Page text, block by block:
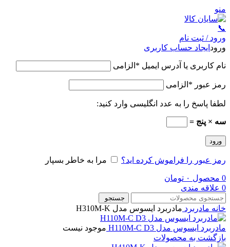
منو
📞
ورود / ثبت نام
ورود ایجاد حساب کاربری
نام کاربری یا آدرس ایمیل * الزامی
رمز عبور * الزامی
لطفا پاسخ را به عدد انگلیسی وارد کنید:
سه × پنج =
ورود
رمز عبور را فراموش کرده اید؟ مرا به خاطر بسپار
0 محصول ۰ تومان
0 علاقه مندی
جستجو
خانه مادربرد مادربرد ایسوس مدل H310M-K
مادربرد ایسوس مدل H110M-C D3
موجود نیست
بازگشت به محصولات